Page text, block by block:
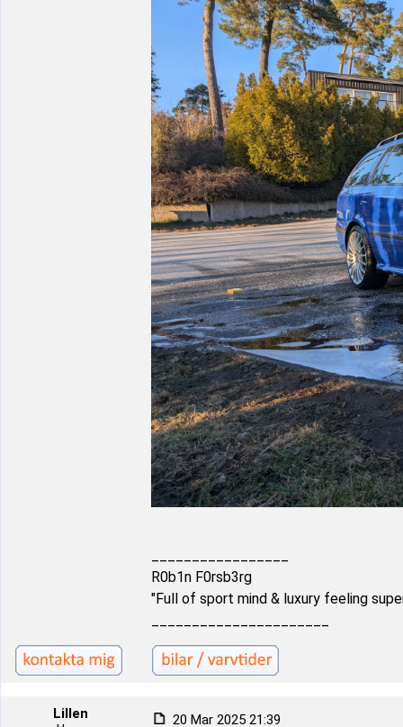
R0b1n F0rsb3rg
"Full of sport mind & luxury feeling
Lillen
20 Mar 2025 21:39